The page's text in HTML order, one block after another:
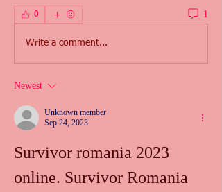
0 1
Write a comment...
Newest
Unknown member
Sep 24, 2023
Survivor romania 2023
online. Survivor Romania